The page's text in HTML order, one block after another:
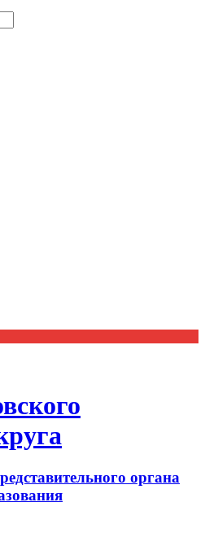
органа